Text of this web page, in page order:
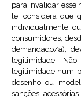
para invalidar esse
lei considera que
individualmente
consumidores,
demandado/a),
legitimidade.
legitimidade num
desenho ou
sanções